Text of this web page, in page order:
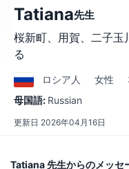
Tatiana先生
桜新町、用賀、二子玉
る
ロシア 人 女性
母国語: Russian
更新日 2026年04月16日
Tatiana 先生からのメッセ